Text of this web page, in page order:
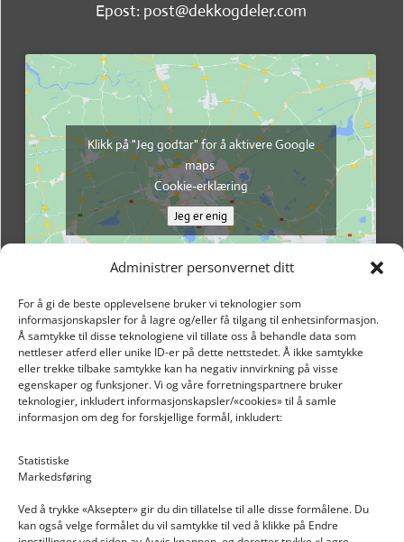
Administrer personvernet ditt
For å gi de beste opplevelsene bruker vi teknologier som
informasjonskapsler for å lagre og/eller få tilgang til enhetsinformasjon.
Å samtykke til disse teknologiene vil tillate oss å behandle data som
nettleser atferd eller unike ID-er på dette nettstedet. Å ikke samtykke
eller trekke tilbake samtykke kan ha negativ innvirkning på visse
egenskaper og funksjoner. Vi og våre forretningspartnere bruker
teknologier, inkludert informasjonskapsler/«cookies» til å samle
informasjon om deg for forskjellige formål, inkludert:
Statistiske
Markedsføring
Ved å trykke «Aksepter» gir du din tillatelse til alle disse formålene. Du
kan også velge formålet du vil samtykke til ved å klikke på Endre
Epost: post@dekkogdeler.com
Klikk på "Jeg godtar" for å aktivere Google
maps
Cookie-erklæring
Jeg er enig